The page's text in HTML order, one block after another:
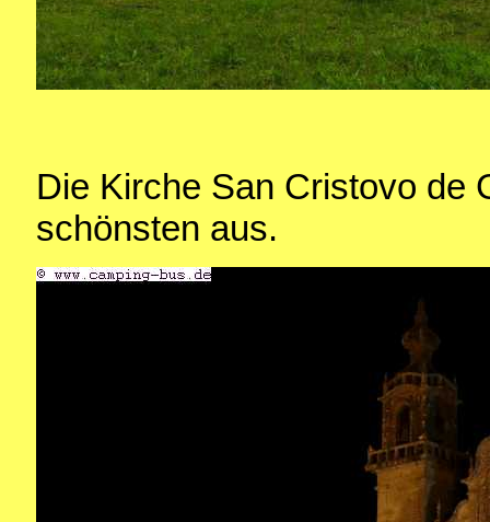
Die Kirche San Cristovo de
schönsten aus.